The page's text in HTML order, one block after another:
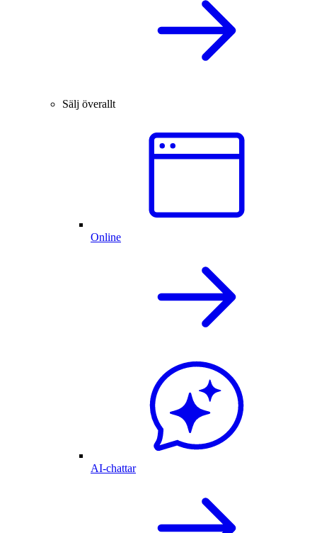
Sälj överallt
Online
AI-chattar